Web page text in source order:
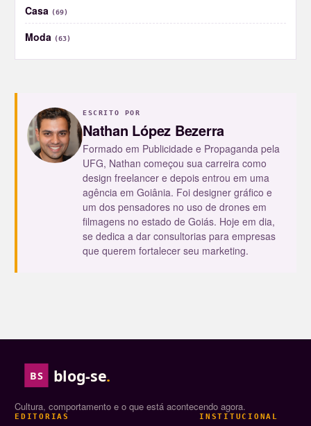
Casa (69)
Moda (63)
ESCRITO POR
Nathan López Bezerra
Formado em Publicidade e Propaganda pela
UFG, Nathan começou sua carreira como
design freelancer e depois entrou em uma
agência em Goiânia. Foi designer gráfico e
um dos pensadores no uso de drones em
filmagens no estado de Goiás. Hoje em dia,
se dedica a dar consultorias para empresas
que querem fortalecer seu marketing.
BS blog-se.
Cultura, comportamento e o que está acontecendo agora.
EDITORIAS INSTITUCIONAL